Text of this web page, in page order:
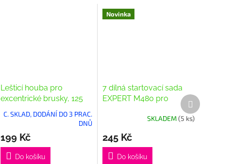
Lešticí houba pro
excentrické brusky, 125
C. SKLAD, DODÁNÍ DO 3 PRAC.
DNŮ
199 Kč
Do košíku
Novinka
7 dílná startovací sada
EXPERT M480 pro
excentrické brusky 125
SKLADEM(5 ks)
245 Kč
Do košíku
Další
produkt